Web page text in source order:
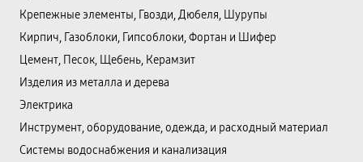
Крепежные элементы, Гвозди, Дюбеля, Шурупы
Кирпич, Газоблоки, Гипсоблоки, Фортан и Шифер
Цемент, Песок, Щебень, Керамзит
Изделия из металла и дерева
Электрика
Инструмент, оборудование, одежда, и расходный материал
Системы водоснабжения и канализация